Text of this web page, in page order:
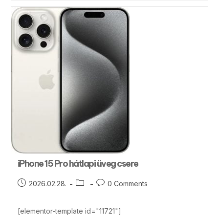
iPhone 15 Pro hátlapi üveg csere
2026.02.28. 0 Comments
[elementor-template id="11721"]